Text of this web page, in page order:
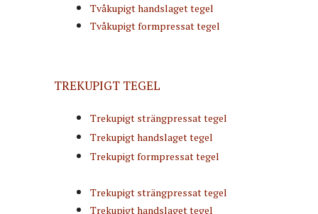
Tvåkupigt handslaget tegel
Tvåkupigt formpressat tegel
TREKUPIGT TEGEL
Trekupigt strängpressat tegel
Trekupigt handslaget tegel
Trekupigt formpressat tegel
Trekupigt strängpressat tegel
Trekupigt handslaget tegel